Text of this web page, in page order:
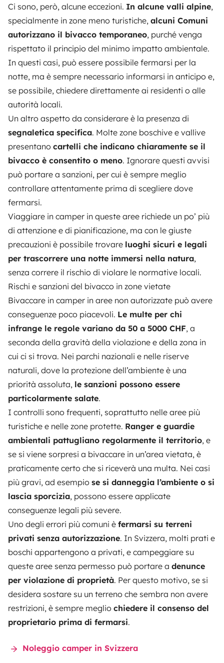
Ci sono, però, alcune eccezioni. In alcune valli alpine,
specialmente in zone meno turistiche, alcuni Comuni
autorizzano il bivacco temporaneo, purché venga
rispettato il principio del minimo impatto ambientale.
In questi casi, può essere possibile fermarsi per la
notte, ma è sempre necessario informarsi in anticipo e,
se possibile, chiedere direttamente ai residenti o alle
autorità locali.
Un altro aspetto da considerare è la presenza di
segnaletica specifica. Molte zone boschive e vallive
presentano cartelli che indicano chiaramente se il
bivacco è consentito o meno. Ignorare questi avvisi
può portare a sanzioni, per cui è sempre meglio
controllare attentamente prima di scegliere dove
fermarsi.
Viaggiare in camper in queste aree richiede un po’ più
di attenzione e di pianificazione, ma con le giuste
precauzioni è possibile trovare luoghi sicuri e legali
per trascorrere una notte immersi nella natura,
senza correre il rischio di violare le normative locali.
Rischi e sanzioni del bivacco in zone vietate
Bivaccare in camper in aree non autorizzate può avere
conseguenze poco piacevoli. Le multe per chi
infrange le regole variano da 50 a 5000 CHF, a
seconda della gravità della violazione e della zona in
cui ci si trova. Nei parchi nazionali e nelle riserve
naturali, dove la protezione dell’ambiente è una
priorità assoluta, le sanzioni possono essere
particolarmente salate.
I controlli sono frequenti, soprattutto nelle aree più
turistiche e nelle zone protette. Ranger e guardie
ambientali pattugliano regolarmente il territorio, e
se si viene sorpresi a bivaccare in un’area vietata, è
praticamente certo che si riceverà una multa. Nei casi
più gravi, ad esempio se si danneggia l’ambiente o si
lascia sporcizia, possono essere applicate
conseguenze legali più severe.
Uno degli errori più comuni è fermarsi su terreni
privati senza autorizzazione. In Svizzera, molti prati e
boschi appartengono a privati, e campeggiare su
queste aree senza permesso può portare a denunce
per violazione di proprietà. Per questo motivo, se si
desidera sostare su un terreno che sembra non avere
restrizioni, è sempre meglio chiedere il consenso del
proprietario prima di fermarsi.
Noleggio camper in Svizzera